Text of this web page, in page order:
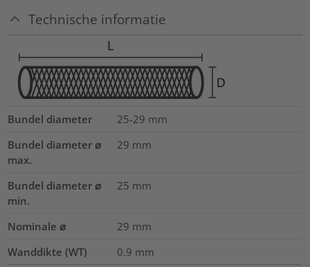
Technische informatie
Bundel diameter 25-29 mm
Bundel diameter ⌀
max.
29 mm
Bundel diameter ⌀
min.
25 mm
Nominale ⌀ 29 mm
Wanddikte (WT)
0.9 mm